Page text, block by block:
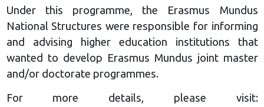
Under this programme, the Erasmus Mundus
National Structures were responsible for informing
and advising higher education institutions that
wanted to develop Erasmus Mundus joint master
and/or doctorate programmes.
For more details, please visit: